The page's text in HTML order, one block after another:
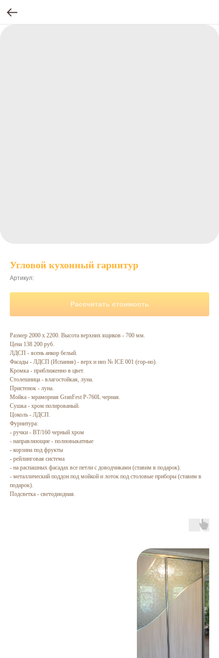
Угловой кухонный гарнитур
Артикул:
Рассчитать стоимость
Размер 2000 х 2200. Высота верхних ящиков - 700 мм.
Цена 138 200 руб.
ЛДСП - ясень анкор белый.
Фасады - ЛДСП (Испания) - верх и низ № ICE 001 (гор-но).
Кромка - приближенно в цвет.
Столешница - влагостойкая, луна.
Пристенок - луна.
Мойка - мраморная GranFest P-760L черная.
Сушка - хром полированый.
Цоколь - ЛДСП.
Фурнитура:
- ручки - ВТ/160 черный хром
- направляющие - полновыкатные
- корзина под фрукты
- рейлинговая система
- на распашных фасадах все петли с доводчиками (ставим в подарок).
- металлический поддон под мойкой и лоток под столовые приборы (ставим в
подарок).
Подсветка - светодиодная.